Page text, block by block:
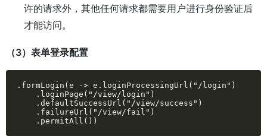
许的请求外，其他任何请求都需要用户进行身份验证后
才能访问。
（3）表单登录配置
.formLogin(e -> e.loginProcessingUrl("/login")
.loginPage("/view/login")
.defaultSuccessUrl("/view/success")
.failureUrl("/view/fail")
.permitAll())